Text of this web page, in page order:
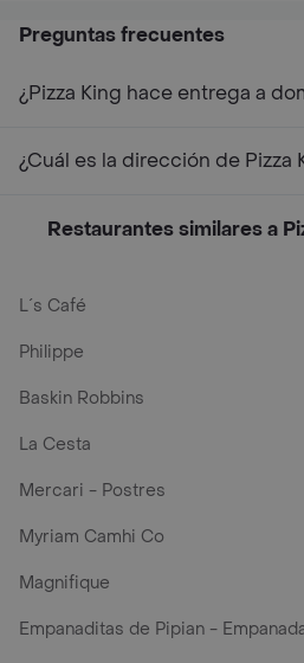
Preguntas frecuentes
¿Pizza King hace entrega a
¿Cuál es la dirección de Pizza
Restaurantes similares a
L´s Café
Philippe
Baskin Robbins
La Cesta
Mercari - Postres
Myriam Camhi Co
Magnifique
Empanaditas de Pipian -